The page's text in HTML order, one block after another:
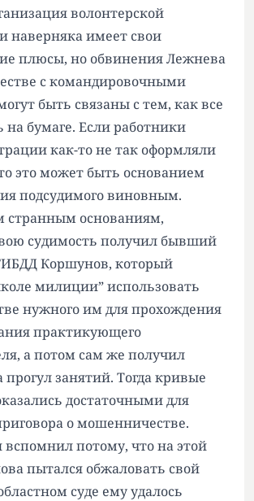
волонтерской
наверняка имеет свои
плюсы, но обвинения Лежнева
с командировочными
быть связаны с тем, как все
на бумаге. Если работники
как-то не так оформляли
это может быть основанием
подсудимого виновным.
странным основаниям,
судимость получил бывший
Коршунов, который
милиции” использовать
нужного им для прохождения
практикующего
а потом сам же получил
прогул занятий. Тогда кривые
достаточными для
о мошенничестве.
потому, что на этой
пытался обжаловать свой
суде ему удалось